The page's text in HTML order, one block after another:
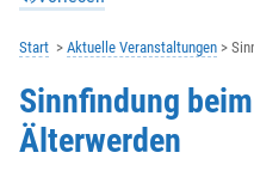
Start Aktuelle Veranstaltungen
Sinnfindung beim
Älterwerden